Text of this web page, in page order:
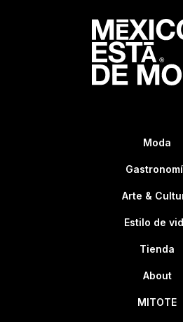
Moda
Arte &
Estilo de
Tienda
About
MITOTE